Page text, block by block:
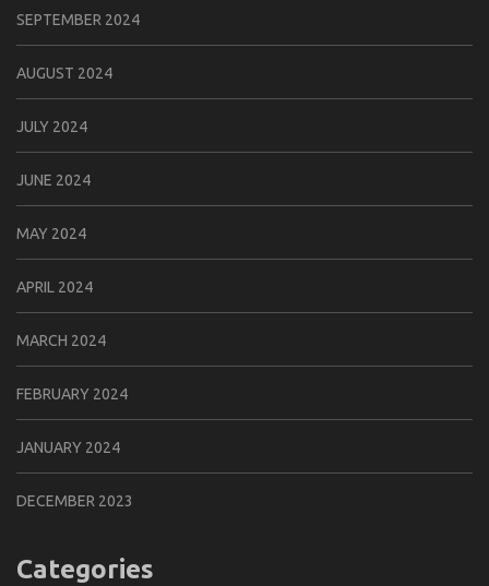
SEPTEMBER 2024
AUGUST 2024
JULY 2024
JUNE 2024
MAY 2024
APRIL 2024
MARCH 2024
FEBRUARY 2024
JANUARY 2024
DECEMBER 2023
Categories